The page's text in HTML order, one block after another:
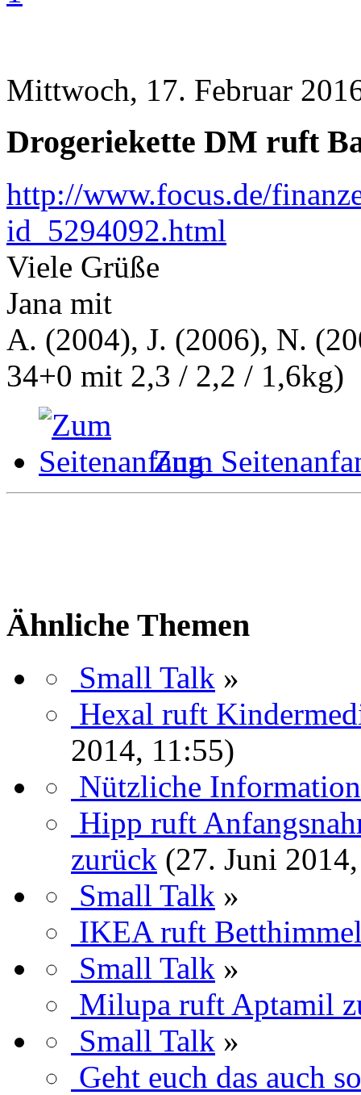
Mittwoch, 17. Februar
Drogeriekette DM ruft
http://www.focus.de/
id_5294092.html
Viele Grüße
Jana mit
A. (2004), J. (2006), N.
34+0 mit 2,3 / 2,2 / 1,6kg)
Zum
Ähnliche Themen
Small Talk »
Hexal ruft
2014, 11:55)
Nützliche
Hipp ruft
zurück (27. Juni
Small Talk »
IKEA ruft
Small Talk »
Milupa ruft Aptamil
Small Talk »
Geht euch das auch